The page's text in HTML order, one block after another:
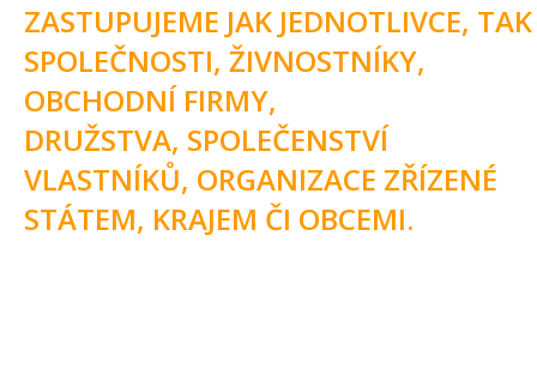
ZASTUPUJEME JAK JEDNOTLIVCE, TAK
SPOLEČNOSTI, ŽIVNOSTNÍKY,
OBCHODNÍ FIRMY,
DRUŽSTVA, SPOLEČENSTVÍ
VLASTNÍKŮ, ORGANIZACE ZŘÍZENÉ
STÁTEM, KRAJEM ČI OBCEMI.